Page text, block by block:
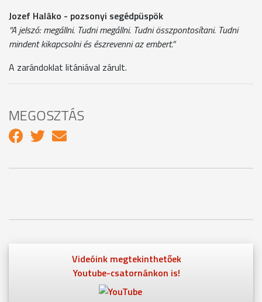
Jozef Halâko - pozsonyi segédpüspök
“A jelszó: megállni. Tudni megállni. Tudni összpontosítani. Tudni
mindent kikapcsolni és észrevenni az embert.”
A zarándoklat litániával zárult.
MEGOSZTÁS
Videóink megtekinthetőek
Youtube-csatornánkon is!